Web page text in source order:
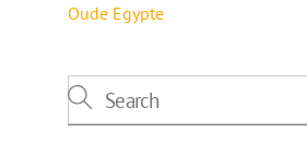
Oude Egypte